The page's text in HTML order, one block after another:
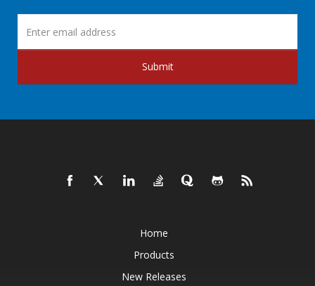
Submit
Home
Products
New Releases